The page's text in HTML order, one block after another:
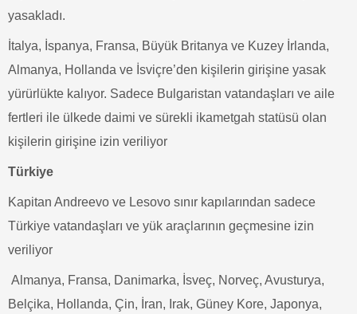
yasakladı.
İtalya, İspanya, Fransa, Büyük Britanya ve Kuzey İrlanda,
Almanya, Hollanda ve İsviçre’den kişilerin girişine yasak
yürürlükte kalıyor. Sadece Bulgaristan vatandaşları ve aile
fertleri ile ülkede daimi ve sürekli ikametgah statüsü olan
kişilerin girişine izin veriliyor
Türkiye
Kapitan Andreevo ve Lesovo sınır kapılarından sadece
Türkiye vatandaşları ve yük araçlarının geçmesine izin
veriliyor
Almanya, Fransa, Danimarka, İsveç, Norveç, Avusturya,
Belçika, Hollanda, Çin, İran, Irak, Güney Kore, Japonya,